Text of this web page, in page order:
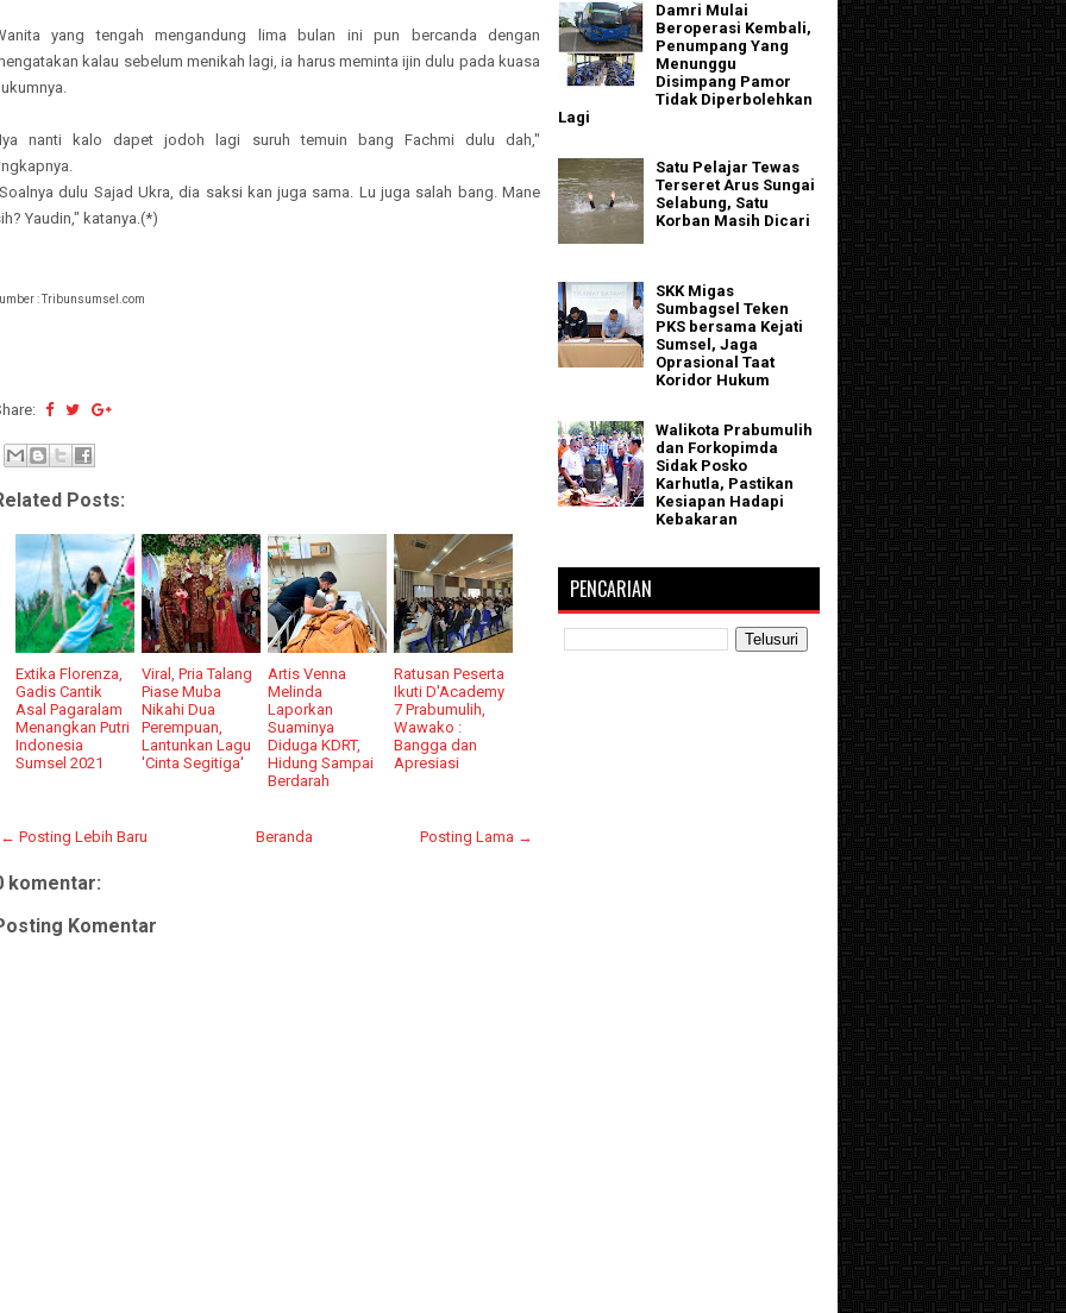
yang tengah mengandung lima bulan ini pun bercanda dengan
kalau sebelum menikah lagi, ia harus meminta ijin dulu pada kuasa
nanti kalo dapet jodoh lagi suruh temuin bang Fachmi dulu dah,"
dulu Sajad Ukra, dia saksi kan juga sama. Lu juga salah bang. Mane
Yaudin," katanya.(*)
: Tribunsumsel.com
Posts:
Extika Florenza,
Gadis Cantik
Asal Pagaralam
Menangkan Putri
Indonesia
Sumsel 2021
Viral, Pria Talang
Piase Muba
Nikahi Dua
Perempuan,
Lantunkan Lagu
'Cinta Segitiga'
Artis Venna
Melinda
Laporkan
Suaminya
Diduga KDRT,
Hidung Sampai
Berdarah
Ratusan Peserta
Ikuti D'Academy
7 Prabumulih,
Wawako :
Bangga dan
Apresiasi
← Posting Lebih Baru Posting Lama →
Beranda
komentar:
Komentar
Damri Mulai
Beroperasi Kembali,
Penumpang Yang
Menunggu
Disimpang Pamor
Tidak Diperbolehkan
Lagi
Satu Pelajar Tewas
Terseret Arus Sungai
Selabung, Satu
Korban Masih Dicari
SKK Migas
Sumbagsel Teken
PKS bersama Kejati
Sumsel, Jaga
Oprasional Taat
Koridor Hukum
Walikota Prabumulih
dan Forkopimda
Sidak Posko
Karhutla, Pastikan
Kesiapan Hadapi
Kebakaran
PENCARIAN